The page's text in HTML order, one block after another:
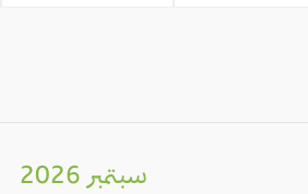
سبتمبر 2026